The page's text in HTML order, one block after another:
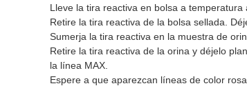
Lleve la tira reactiva en bolsa a
Retire la tira reactiva de la bolsa sellada.
Sumerja la tira reactiva en la muestra de
Retire la tira reactiva de la orina y déjelo
la línea MAX.
Espere a que aparezcan líneas de color